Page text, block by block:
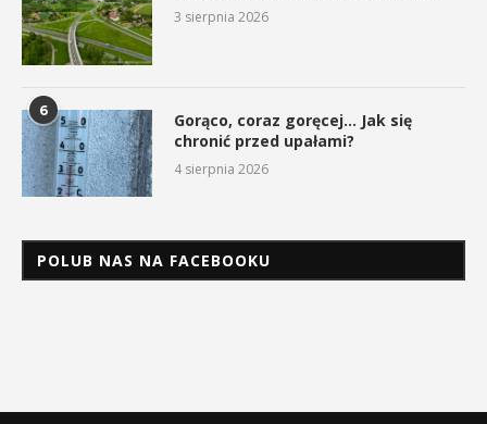
3 sierpnia 2026
6
Gorąco, coraz goręcej… Jak się
chronić przed upałami?
4 sierpnia 2026
POLUB NAS NA FACEBOOKU